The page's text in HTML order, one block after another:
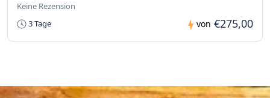
Keine Rezension
3 Tage
von €275,00